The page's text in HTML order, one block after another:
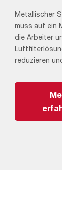
Metallischer
muss auf ein
die Arbeiter
reduzieren